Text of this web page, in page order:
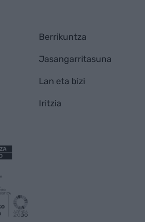
Berrikuntza
Jasangarritasuna
Lan eta bizi
Iritzia